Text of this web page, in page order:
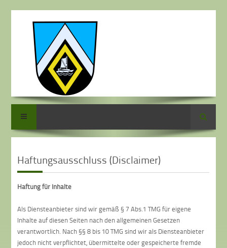
Suche
Haftungsausschluss (Disclaimer)
Haftung für Inhalte
Als Diensteanbieter sind wir gemäß § 7 Abs.1 TMG für eigene
Inhalte auf diesen Seiten nach den allgemeinen Gesetzen
verantwortlich. Nach §§ 8 bis 10 TMG sind wir als Diensteanbieter
jedoch nicht verpflichtet, übermittelte oder gespeicherte fremde